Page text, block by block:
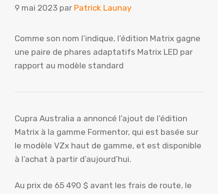
9 mai 2023 par Patrick Launay
Comme son nom l’indique, l’édition Matrix gagne
une paire de phares adaptatifs Matrix LED par
rapport au modèle standard
Cupra Australia a annoncé l’ajout de l’édition
Matrix à la gamme Formentor, qui est basée sur
le modèle VZx haut de gamme, et est disponible
à l’achat à partir d’aujourd’hui.
Au prix de 65 490 $ avant les frais de route, le